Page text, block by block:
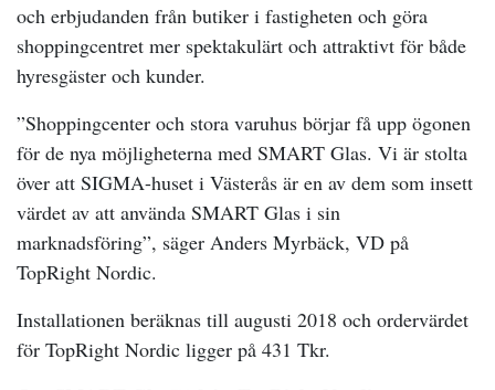
och erbjudanden från butiker i fastigheten och göra
shoppingcentret mer spektakulärt och attraktivt för både
hyresgäster och kunder.
”Shoppingcenter och stora varuhus börjar få upp ögonen
för de nya möjligheterna med SMART Glas. Vi är stolta
över att SIGMA-huset i Västerås är en av dem som insett
värdet av att använda SMART Glas i sin
marknadsföring”, säger Anders Myrbäck, VD på
TopRight Nordic.
Installationen beräknas till augusti 2018 och ordervärdet
för TopRight Nordic ligger på 431 Tkr.